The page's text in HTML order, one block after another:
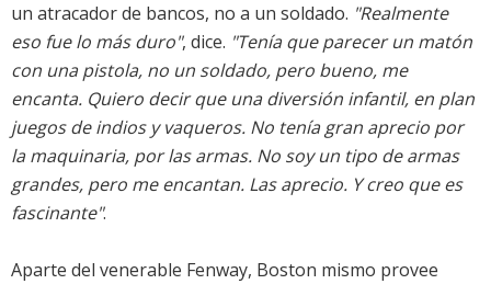
un atracador de bancos, no a un soldado. "Realmente
eso fue lo más duro", dice. "Tenía que parecer un matón
con una pistola, no un soldado, pero bueno, me
encanta. Quiero decir que una diversión infantil, en plan
juegos de indios y vaqueros. No tenía gran aprecio por
la maquinaria, por las armas. No soy un tipo de armas
grandes, pero me encantan. Las aprecio. Y creo que es
fascinante".
Aparte del venerable Fenway, Boston mismo provee